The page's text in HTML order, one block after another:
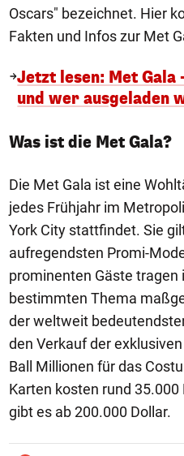
Oscars" bezeichnet. Hier
Fakten und Infos zur Met
Jetzt lesen: Met Gala
und wer ausgeladen
Was ist die Met Gala?
Die Met Gala ist eine
jedes Frühjahr im
York City stattfindet. Sie
aufregendsten Promi-
prominenten Gäste tragen
bestimmten Thema
der weltweit
den Verkauf der
Ball Millionen für das
Karten kosten rund 35.000
gibt es ab 200.000 Dollar.